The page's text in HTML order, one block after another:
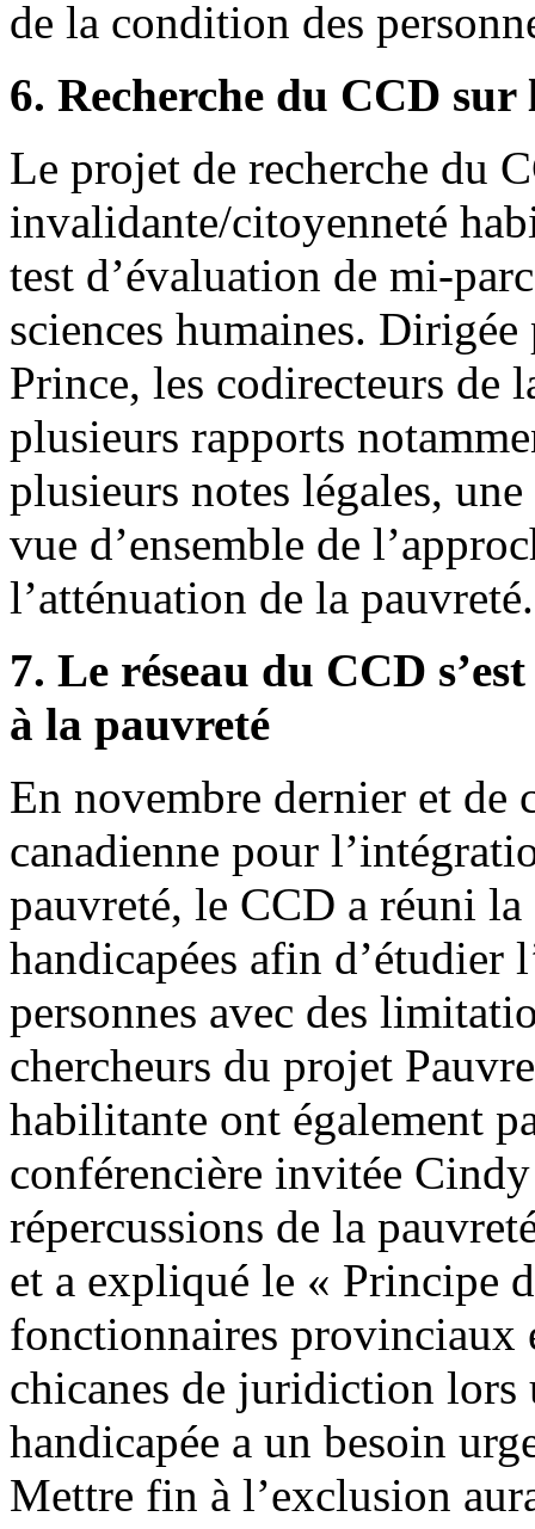
de la condition des
6. Recherche du CCD sur
Le projet de recherche du
invalidante/citoyenneté
test d’évaluation de mi-
sciences humaines.
Prince, les codirecteurs de
plusieurs rapports
plusieurs notes légales,
vue d’ensemble de
l’atténuation de la pauvreté.
7. Le réseau du CCD
à la pauvreté
En novembre dernier et de
canadienne pour
pauvreté, le CCD a réuni la
handicapées afin d’étudier
personnes avec des
chercheurs du projet
habilitante ont également
conférencière invitée
répercussions de la
et a expliqué le « Principe
fonctionnaires provinciaux
chicanes de juridiction lors
handicapée a un besoin
Mettre fin à l’exclusion